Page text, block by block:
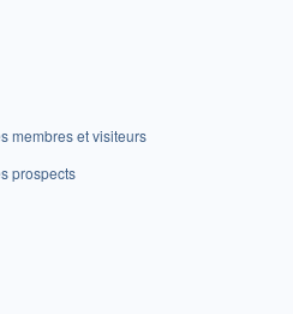
membres et visiteurs
prospects